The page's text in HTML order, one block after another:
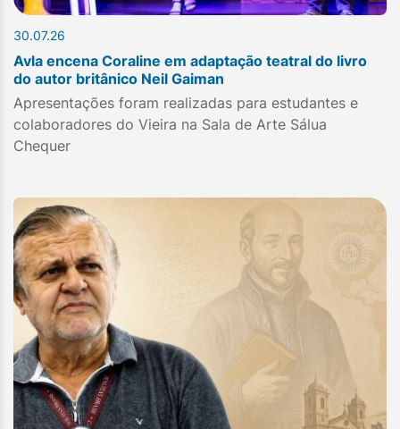
30.07.26
Avla encena Coraline em adaptação teatral do livro
do autor britânico Neil Gaiman
Apresentações foram realizadas para estudantes e
colaboradores do Vieira na Sala de Arte Sálua
Chequer